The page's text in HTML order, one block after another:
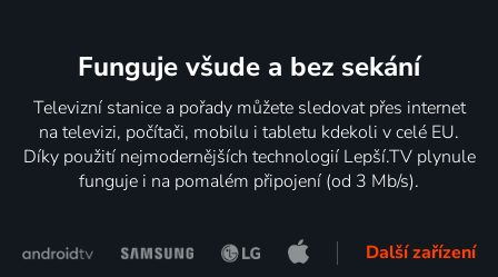
Funguje všude a bez sekání
Televizní stanice a pořady můžete sledovat přes internet
na televizi, počítači, mobilu i tabletu kdekoli v celé EU.
Díky použití nejmodernějších technologií Lepší.TV plynule
funguje i na pomalém připojení (od 3 Mb/s).
Další zařízení